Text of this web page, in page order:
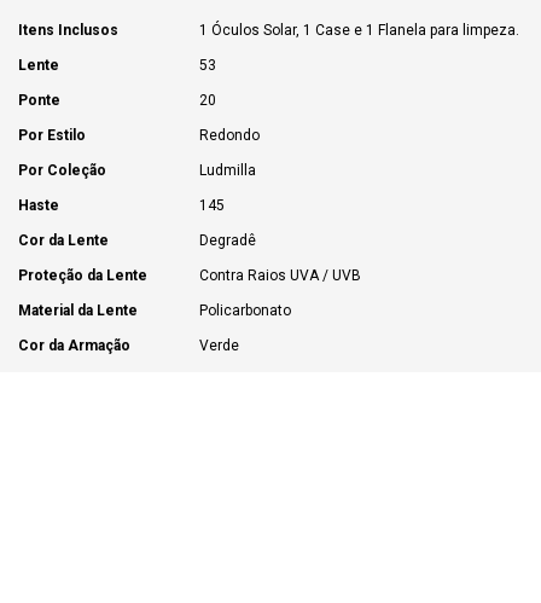
Itens Inclusos 1 Óculos Solar, 1 Case e 1 Flanela para limpeza.
Lente 53
Ponte 20
Por Estilo Redondo
Por Coleção Ludmilla
Haste 145
Cor da Lente Degradê
Proteção da Lente Contra Raios UVA / UVB
Material da Lente Policarbonato
Cor da Armação Verde